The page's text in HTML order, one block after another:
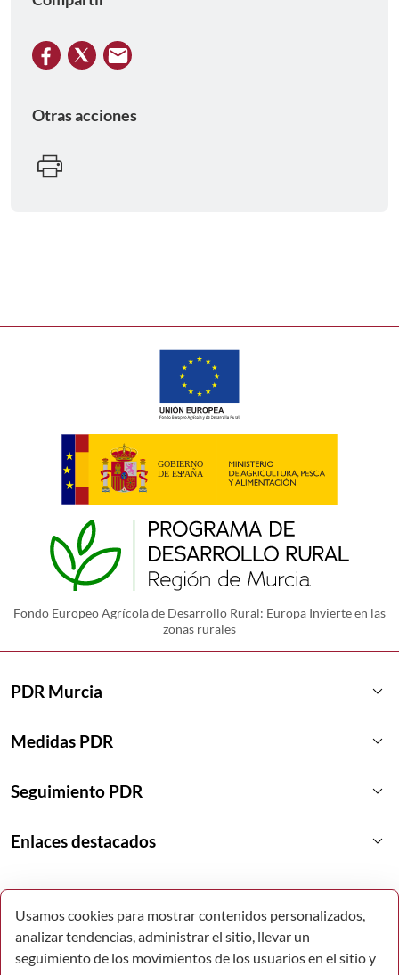
Otras acciones
Fondo Europeo Agrícola de Desarrollo Rural: Europa Invierte en las
zonas rurales
PDR Murcia keyboard_arrow_down
Medidas PDR keyboard_arrow_down
Seguimiento PDR keyboard_arrow_down
Enlaces destacados keyboard_arrow_down
Usamos cookies para mostrar contenidos personalizados,
analizar tendencias, administrar el sitio, llevar un
seguimiento de los movimientos de los usuarios en el sitio y